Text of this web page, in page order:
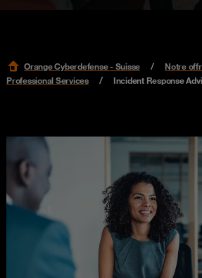
Orange Cyberdefense - Suisse
Notre
Professional Services
Incident Response